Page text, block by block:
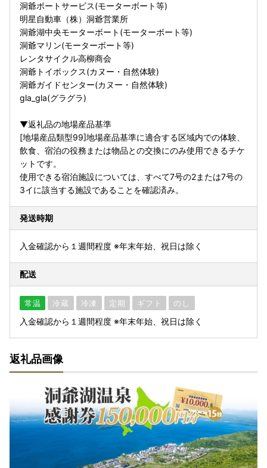
洞爺ポートサービス(モーターボート等)
明星自動車（株）洞爺営業所
洞爺湖中央モーターボート(モーターボート等)
洞爺マリン(モーターボート等)
レンタサイクル高柳商会
洞爺トイボックス(カヌー・自然体験)
洞爺ガイドセンター(カヌー・自然体験)
gla_gla(グラグラ)
▼返礼品の地場産品基準
[地場産品類型99]地場産品基準に適合する区域内での体験、
飲食、宿泊の役務または物品との交換にのみ使用できるチケ
ットです。
使用できる宿泊施設については、すべて7号の2または7号の
3イに該当する施設であることを確認済み。
発送時期
入金確認から１週間程度 ※年末年始、祝日は除く
配送
常温 冷蔵 冷凍 定期 ギフト のし
入金確認から１週間程度 ※年末年始、祝日は除く
返礼品画像